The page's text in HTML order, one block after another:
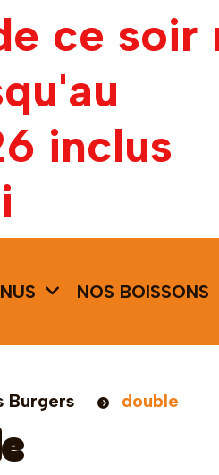
ce soir
inclus
NOS BOISSONS
Burgers double